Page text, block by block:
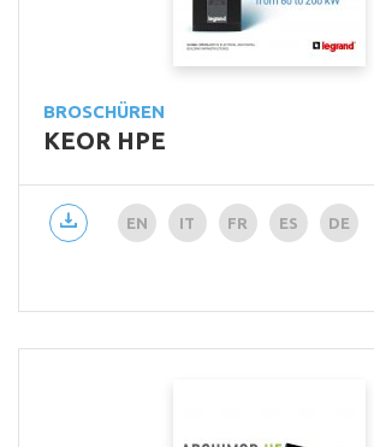
BROSCHÜREN
KEOR HPE
EN IT FR ES DE